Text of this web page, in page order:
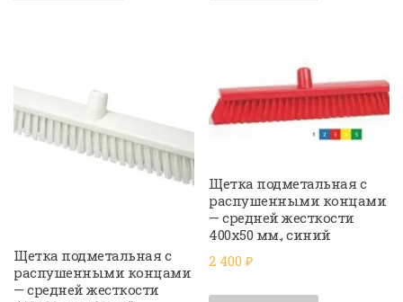
Щетка подметальная с
распушенными концами
— средней жесткости
Щетка подметальная с
распушенными концами
— средней жесткости
400х50 мм., синий
2 400₽